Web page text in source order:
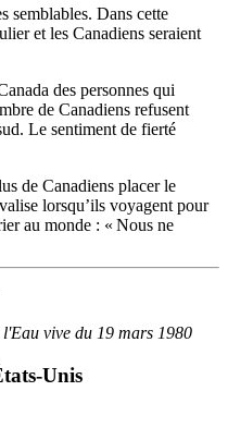
semblables. Dans cette
et les Canadiens seraient
des personnes qui
de Canadiens refusent
Le sentiment de fierté
de Canadiens placer le
lorsqu’ils voyagent pour
au monde : « Nous ne
vive du 19 mars 1980
Unis